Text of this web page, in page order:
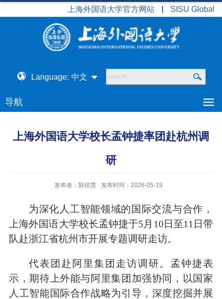
上海外国语大学官方网站 SISU Global
Language: 中文
导航
上海外国语大学校长孟钟捷率团赴杭州调
研
发布者：陈佳慧 发布时间：2026-05-19
为深化人工智能领域的国际交流与合作，
上海外国语大学校长孟钟捷于5月10日至11日带
队赴浙江省杭州市开展专题调研走访。
代表团赴阿里集团走访调研。孟钟捷表
示，期待上外能与阿里集团加强协同，以国家
人工智能国际合作战略为引导，深度挖掘并展